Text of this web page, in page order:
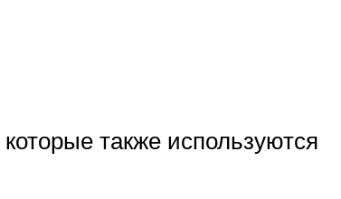
также используются